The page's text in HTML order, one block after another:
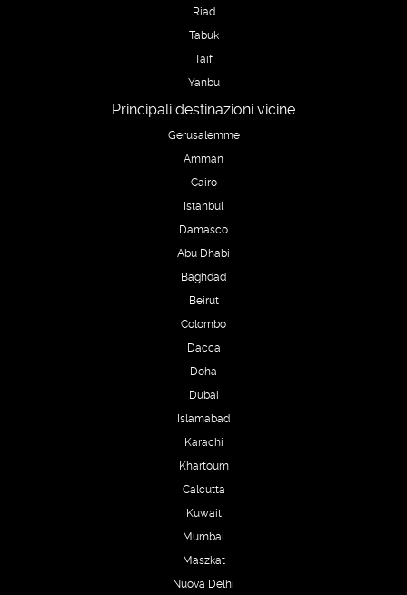
Riad
Tabuk
Taif
Yanbu
Principali destinazioni vicine
Gerusalemme
Amman
Cairo
Istanbul
Damasco
Abu Dhabi
Baghdad
Beirut
Colombo
Dacca
Doha
Dubai
Islamabad
Karachi
Khartoum
Calcutta
Kuwait
Mumbai
Maszkat
Nuova Delhi